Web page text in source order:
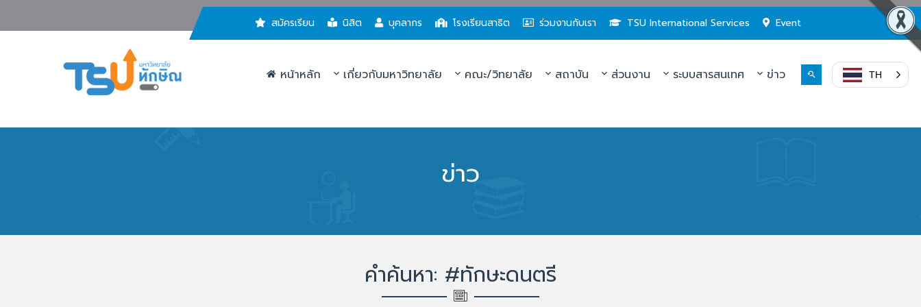
สมัครเรียน นิสิต บุคลากร โรงเรียนสาธิต ร่วมงานกับเรา TSU International Services Event
หน้าหลัก เกี่ยวกับมหาวิทยาลัย คณะ/วิทยาลัย สถาบัน ส่วนงาน ระบบสารสนเทศ ข่าว TH
ข่าว
คำค้นหา: #ทักษะดนตรี